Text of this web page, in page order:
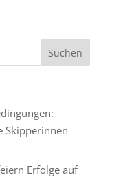
Skipperinnen
Erfolge auf